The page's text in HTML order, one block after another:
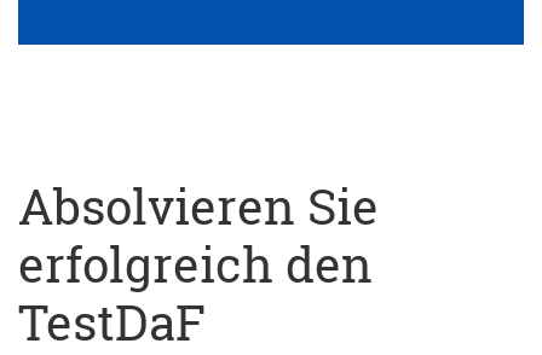
Absolvieren Sie
erfolgreich den
TestDaF